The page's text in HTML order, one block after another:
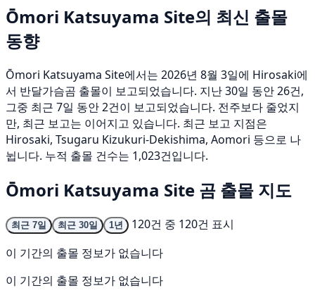
Ōmori Katsuyama Site의 최신 출몰
동향
Ōmori Katsuyama Site에서는 2026년 8월 3일에 Hirosaki에
서 반달가슴곰 출몰이 보고되었습니다. 지난 30일 동안 26건,
그중 최근 7일 동안 2건이 보고되었습니다. 전주보다 줄었지
만, 최근 보고는 이어지고 있습니다. 최근 보고 지점은
Hirosaki, Tsugaru Kizukuri-Dekishima, Aomori 등으로 나
뉩니다. 누적 출몰 건수는 1,023건입니다.
Ōmori Katsuyama Site 곰 출몰 지도
최근 7일 최근 30일 1년
120건 중 120건 표시
이 기간의 출몰 정보가 없습니다
이 기간의 출몰 정보가 없습니다